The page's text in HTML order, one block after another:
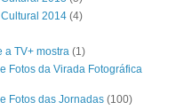
2014 (4)
a TV+ mostra (1)
Fotos da Virada Fotográfica
Fotos das Jornadas (100)